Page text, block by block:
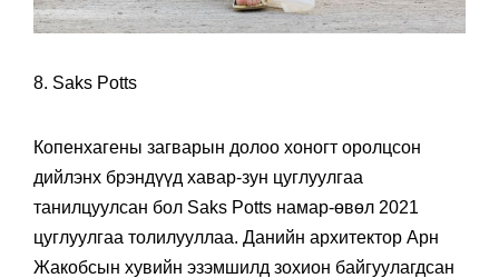
8. Saks Potts
Копенхагены загварын долоо хоногт оролцсон
дийлэнх брэндүүд хавар-зун цуглуулгаа
танилцуулсан бол Saks Potts намар-өвөл 2021
цуглуулгаа толилууллаа. Данийн архитектор Арн
Жакобсын хувийн эзэмшилд зохион байгуулагдсан